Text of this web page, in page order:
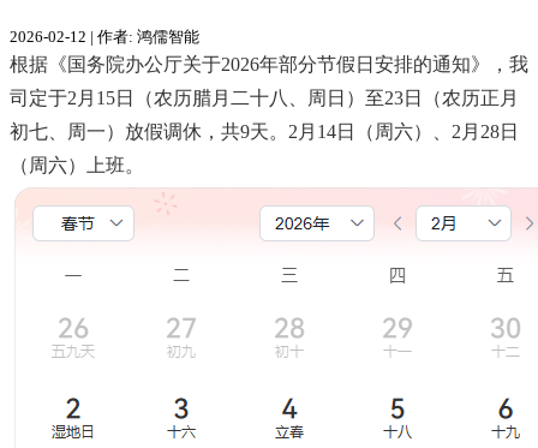
2026-02-12 | 作者: 鸿儒智能
根据《国务院办公厅关于2026年部分节假日安排的通知》
，我
司定于2月15日（农历腊月二十八、周日）至23日（农历正月
初七、周一）放假调休，共9天。2月14日（周六）、2月28日
（周六）上班。